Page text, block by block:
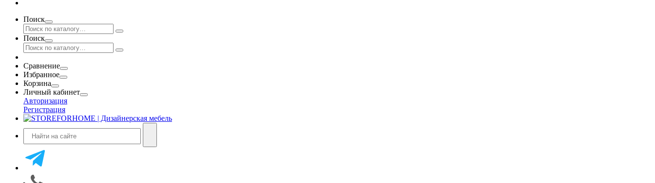
Поиск
Поиск
Сравнение
Избранное
Корзина
Личный кабинет
Авторизация
Регистрация